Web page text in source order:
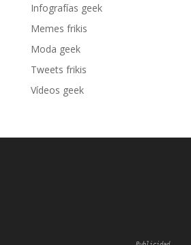
Infografías geek
Memes frikis
Moda geek
Tweets frikis
Vídeos geek